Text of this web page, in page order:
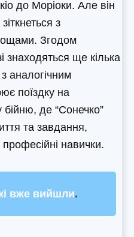
до Моріоки. Але він
з
Згодом
знаходяться ще кілька
аналогічним
поїздку на
де “Сонечко”
та завдання,
навички.
вже вийшли.